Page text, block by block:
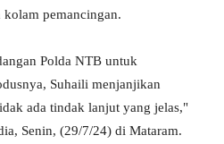
kolam pemancingan.
Polda NTB untuk
Suhaili menjanjikan
ada tindak lanjut yang jelas,"
Senin, (29/7/24) di Mataram.